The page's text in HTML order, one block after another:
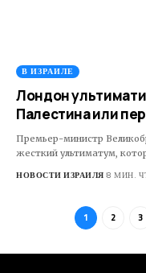
В ИЗРАИЛЕ
Лондон
Палестина или
Премьер-министр
жесткий ультиматум,
НОВОСТИ ИЗРАИЛЯ 8 МИН.
1 2 3